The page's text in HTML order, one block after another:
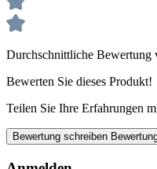
Durchschnittliche Bewertung
Bewerten Sie dieses Produkt!
Teilen Sie Ihre Erfahrungen
Bewertung schreiben